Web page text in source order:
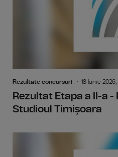
Rezultate concursuri 18 Iunie 2026,
Rezultat Etapa a II-a
Studioul Timișoara